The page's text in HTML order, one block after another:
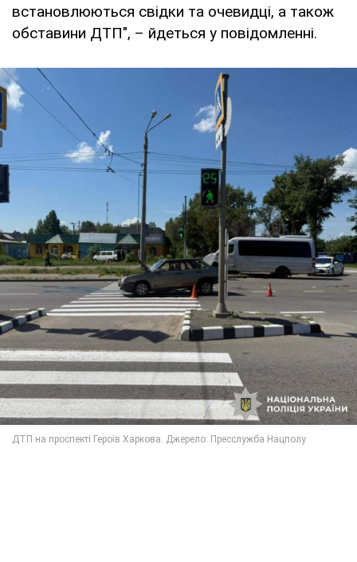
встановлюються свідки та очевидці, а також
обставини ДТП", – йдеться у повідомленні.